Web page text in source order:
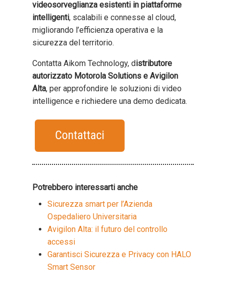
videosorveglianza esistenti in piattaforme
intelligenti, scalabili e connesse al cloud,
migliorando l’efficienza operativa e la
sicurezza del territorio.
Contatta Aikom Technology, distributore
autorizzato Motorola Solutions e Avigilon
Alta, per approfondire le soluzioni di video
intelligence e richiedere una demo dedicata.
Potrebbero interessarti anche
Sicurezza smart per l’Azienda
Ospedaliero Universitaria
Avigilon Alta: il futuro del controllo
accessi
Garantisci Sicurezza e Privacy con HALO
Smart Sensor